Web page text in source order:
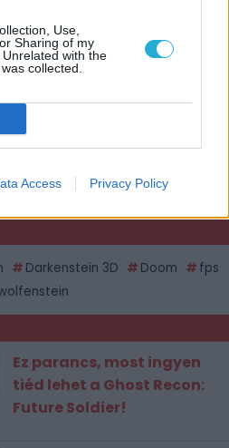
Use,
Sharing of my
with the
collected.
Access Privacy Policy
Darkenstein 3D Doom
fps
Ez parancs, most ingyen
tiéd lehet a Ghost Recon:
Future Soldier!